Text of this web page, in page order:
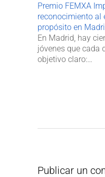
Premio FEMXA
reconocimiento al
propósito en
En Madrid, hay
jóvenes que cada
objetivo claro:…
Publicar un